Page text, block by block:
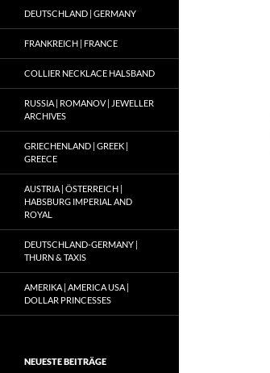
DEUTSCHLAND | GERMANY
FRANKREICH | FRANCE
COLLIER NECKLACE HALSBAND
RUSSIA | ROMANOV | JEWELLER
ARCHIVES
GRIECHENLAND | GREEK |
GREECE
AUSTRIA | ÖSTERREICH |
HABSBURG IMPERIAL AND
ROYAL
DEUTSCHLAND-GERMANY |
THURN & TAXIS
AMERIKA | AMERICA USA |
DOLLAR PRINCESSES
NEUESTE BEITRÄGE